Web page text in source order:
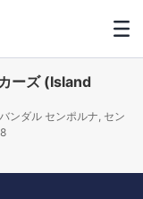
ーズ (Island
ンダル センポルナ, セン